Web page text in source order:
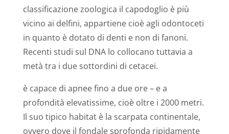
classificazione zoologica il capodoglio è più
vicino ai delfini, appartiene cioè agli odontoceti
in quanto è dotato di denti e non di fanoni.
Recenti studi sul DNA lo collocano tuttavia a
metà tra i due sottordini di cetacei.
è capace di apnee fino a due ore – e a
profondità elevatissime, cioè oltre i 2000 metri.
Il suo tipico habitat è la scarpata continentale,
ovvero dove il fondale sprofonda ripidamente